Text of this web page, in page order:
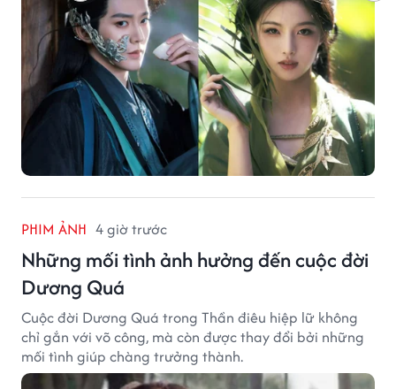
PHIM ẢNH 4 giờ trước
Những mối tình ảnh hưởng đến cuộc đời
Dương Quá
Cuộc đời Dương Quá trong Thần điêu hiệp lữ không
chỉ gắn với võ công, mà còn được thay đổi bởi những
mối tình giúp chàng trưởng thành.